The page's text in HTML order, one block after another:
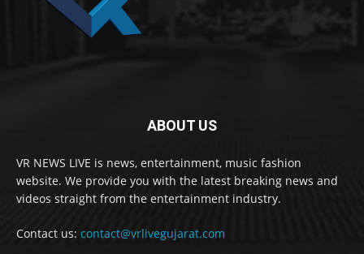
ABOUT US
VR NEWS LIVE is news, entertainment, music fashion
website. We provide you with the latest breaking news and
videos straight from the entertainment industry.
Contact us: contact@vrlivegujarat.com